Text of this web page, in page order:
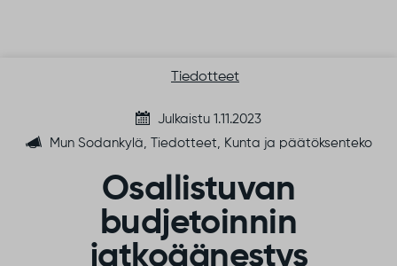
Tiedotteet
Julkaistu 1.11.2023
Mun Sodankylä, Tiedotteet, Kunta ja päätöksenteko
Osallistuvan
budjetoinnin
jatkoäänestys